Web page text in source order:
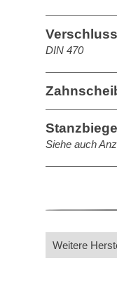
DIN 470
Siehe auch
Weitere